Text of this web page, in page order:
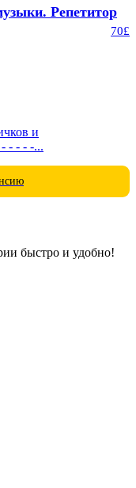
Репетитор
70£
и
- - - - - - -...
быстро и удобно!